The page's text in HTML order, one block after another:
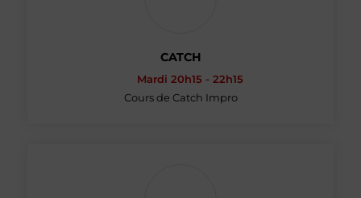
CATCH
Mardi 20h15 - 22h15
Cours de Catch Impro